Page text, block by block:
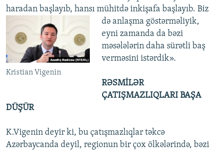
haradan başlayıb, hansı mühitdə inkişafa başlayıb.
Kristian Vigenin
Biz
də anlaşma göstərməliyik,
eyni zamanda da bəzi
məsələlərin daha sürətli baş
verməsini istərdik».
RƏSMİLƏR
ÇATIŞMAZLIQLARI BAŞA
DÜŞÜR
K.Vigenin deyir ki, bu çatışmazlıqlar təkcə
Azərbaycanda deyil, regionun bir çox ölkələrində, bəzi